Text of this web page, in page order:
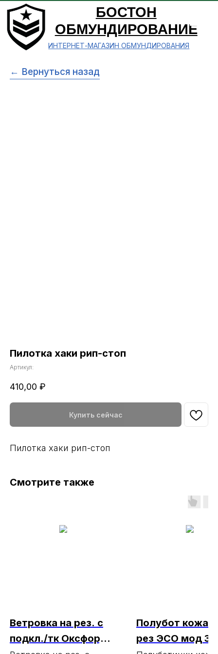
БОСТОН
ОБМУНДИРОВАНИЕ
ИНТЕРНЕТ-МАГАЗИН ОБМУНДИРОВАНИЯ
← Вернуться назад
Пилотка хаки рип-стоп
Артикул:
410,00 ₽
Купить сейчас
Пилотка хаки рип-стоп
Смотрите также
Ветровка на рез. с
подкл./тк Оксфорд
Полубот
рез ЭСО мод